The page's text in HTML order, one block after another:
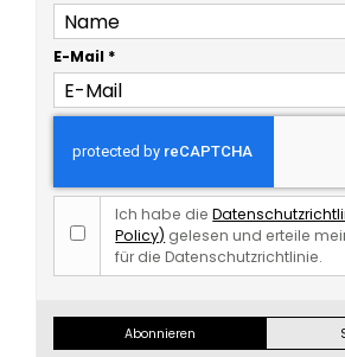
E-Mail *
Ich habe die
Policy) gelesen und erteile
für die Datenschutzrichtlinie.
Abonnieren